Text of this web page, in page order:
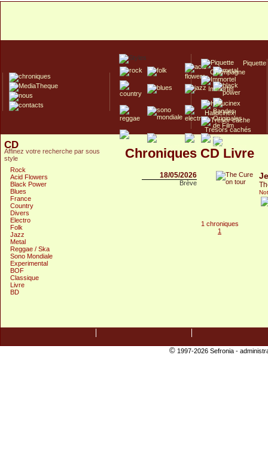
Piquette
Champagne
Immortel
Hallucinex!
Trésors cachés
Culte/Collector
CD
Affinez votre recherche par sous
style
Rock
Acid Flowers
Black Power
Blues
France
Country
Divers
Electro
Folk
Jazz
Metal
Reggae / Ska
Sono Mondiale
Experimental
BOF
Classique
Livre
BD
Chroniques CD Livre
18/05/2026
Brève
1 chroniques
1
©1997-2026 Sefronia -